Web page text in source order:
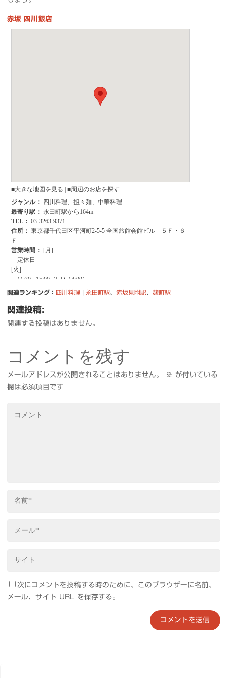
赤坂 四川飯店
関連ランキング： 四川料理| 永田町駅、 赤坂見附駅、 麹町駅
関連投稿:
関連する投稿はありません。
コメントを残す
メールアドレスが公開されることはありません。 ※ が付いている
欄は必須項目です
次にコメントを投稿する時のために、このブラウザーに名前、
メール、サイト URL を保存する。